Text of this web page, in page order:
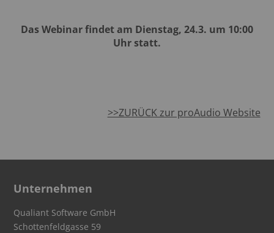
Das Webinar findet am Dienstag, 24.3. um 10:00
Uhr statt.
>>ZURÜCK zur proAudio Website
Unternehmen
Qualiant Software GmbH
Schottenfeldgasse 59